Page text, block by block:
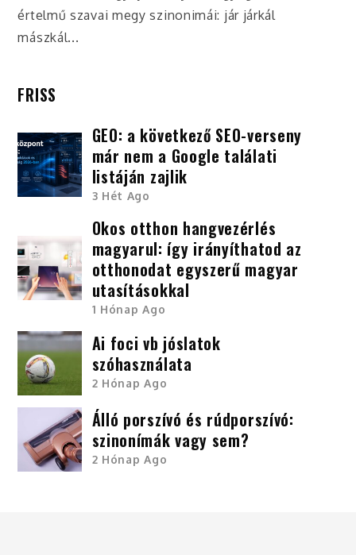
értelmű szavai megy szinonimái: jár járkál
mászkál...
FRISS
GEO: a következő SEO-verseny
már nem a Google találati
listáján zajlik
3 Hét Ago
Okos otthon hangvezérlés
magyarul: így irányíthatod az
otthonodat egyszerű magyar
utasításokkal
1 Hónap Ago
Ai foci vb jóslatok
szóhasználata
2 Hónap Ago
Álló porszívó és rúdporszívó:
szinonímák vagy sem?
2 Hónap Ago